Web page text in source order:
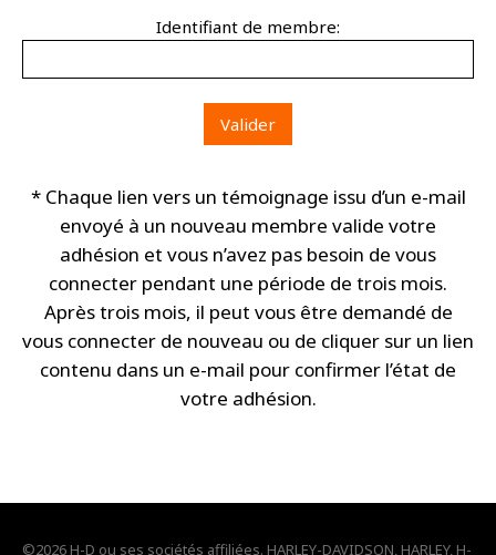
Identifiant de membre:
* Chaque lien vers un témoignage issu d’un e-mail
envoyé à un nouveau membre valide votre
adhésion et vous n’avez pas besoin de vous
connecter pendant une période de trois mois.
Après trois mois, il peut vous être demandé de
vous connecter de nouveau ou de cliquer sur un lien
contenu dans un e-mail pour confirmer l’état de
votre adhésion.
©2026 H-D ou ses sociétés affiliées. HARLEY-DAVIDSON, HARLEY, H-